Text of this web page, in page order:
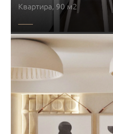
Квартира, 90 м2